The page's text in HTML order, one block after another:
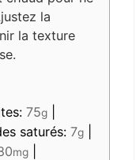
la
la texture
75g
saturés: 7g
mg